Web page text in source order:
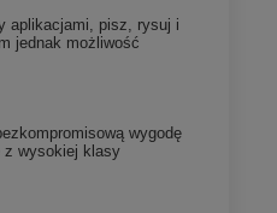
aplikacjami, pisz, rysuj i
jednak możliwość
wygodę
z wysokiej klasy